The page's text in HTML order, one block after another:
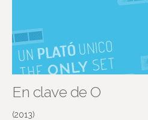
En clave de O
(2013)